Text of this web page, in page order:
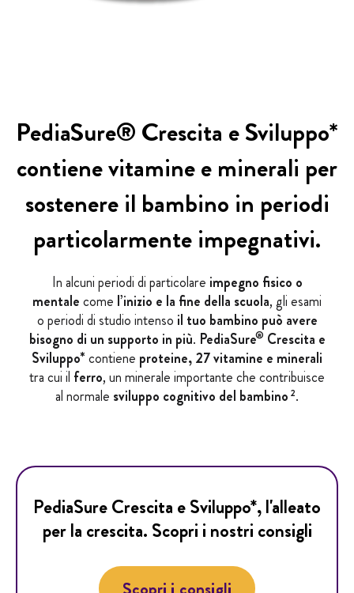
PediaSure® Crescita e Sviluppo*
contiene vitamine e minerali per
sostenere il bambino in periodi
particolarmente impegnativi.
In alcuni periodi di particolare impegno fisico o
mentalecome l’inizio e la fine della scuola, gli esami
o periodi di studio intenso il tuo bambino può avere
bisogno di un supporto in più. PediaSure® Crescita e
Sviluppo*contiene proteine, 27 vitamine e minerali
tra cui il ferro, un minerale importante che contribuisce
al normale sviluppo cognitivo del bambino2.
PediaSure Crescita e Sviluppo*, l'alleato
per la crescita. Scopri i nostri consigli